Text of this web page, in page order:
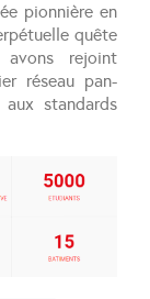
pionnière en
quête
avons rejoint
réseau pan-
aux standards